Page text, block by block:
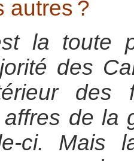
autres ?
la toute
des
des
de la
ci. Mais